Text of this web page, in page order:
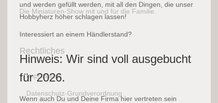
und werden gefüllt werden, mit all den Dingen, die unser
Hobbyherz höher schlagen lassen!
Interessiert an einem Händlerstand?
Hinweis: Wir sind voll ausgebucht
für 2026.
Wenn auch Du und Deine Firma hier vertreten sein
Die Miniaturen-Show mit und für die Familie.
Rechtliches
Impressum
Datenschutz-Grundverordnung